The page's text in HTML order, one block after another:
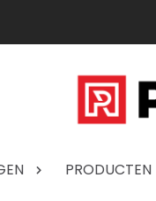
PRODUCTEN